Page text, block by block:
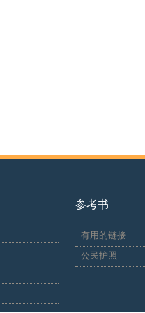
参考书
有用的链接
公民护照